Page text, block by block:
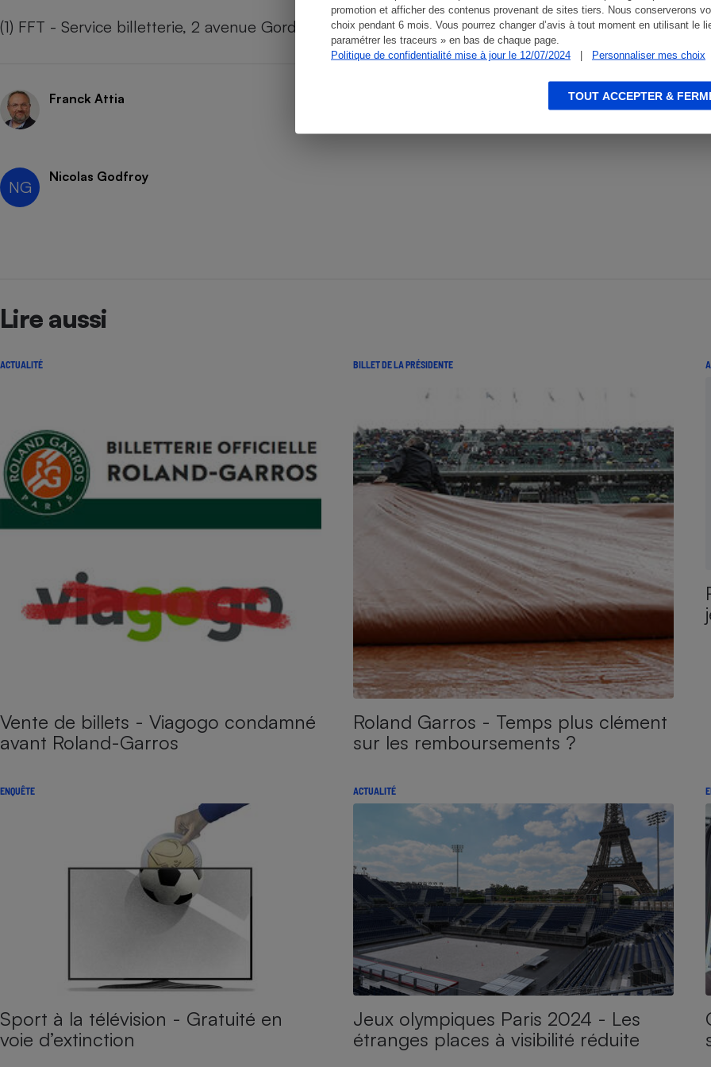
promotion et afficher des contenus provenant de sites tiers. Nous conserverons
choix pendant 6 mois. Vous pourrez changer d’avis à tout moment en utilisant le
paramétrer les traceurs » en bas de chaque page.
Politique de confidentialité mise à jour le 12/07/2024
| Personnaliser mes choix
TOUT ACCEPTER &
(1) FFT - Service billetterie, 2 avenue Gordon-Bennet, 75016 PARIS, FRANCE
Franck Attia
NG
Nicolas Godfroy
Lire aussi
ACTUALITÉ
Vente de billets - Viagogo condamné
avant Roland-Garros
BILLET DE LA PRÉSIDENTE
Roland Garros - Temps plus clément
sur les remboursements ?
ENQUÊTE
Sport à la télévision - Gratuité en
voie d’extinction
ACTUALITÉ
Jeux olympiques Paris 2024 - Les
étranges places à visibilité réduite